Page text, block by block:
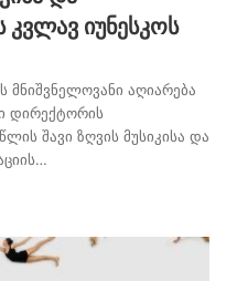
იუნესკოს
აღიარება
დირექტორის
შავი ზღვის მუსიკისა და